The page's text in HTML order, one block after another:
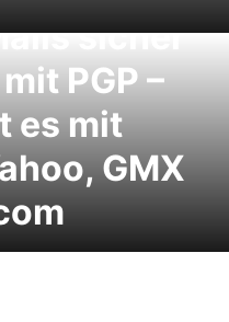
sicher
PGP –
es mit
GMX